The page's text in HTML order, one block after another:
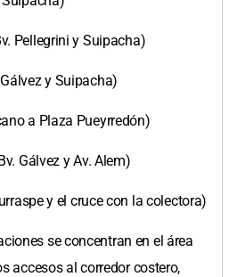
Pellegrini y Suipacha)
y Suipacha)
a Plaza Pueyrredón)
Gálvez y Av. Alem)
y el cruce con la colectora)
se concentran en el área
accesos al corredor costero,